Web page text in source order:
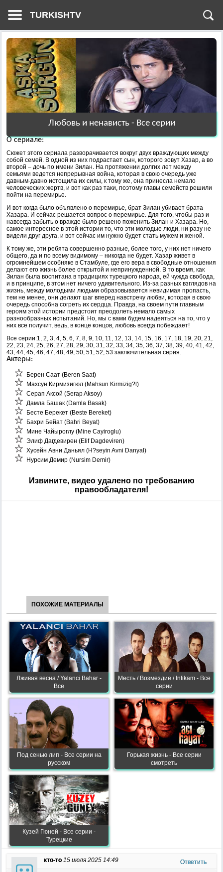
TURKISHTV
Любовь и ненависть - Все серии
О сериале:
Сюжет этого сериала разворачивается вокруг двух враждующих между
собой семей. В одной из них подрастает сын, которого зовут Хазар, а во
второй – дочь по имени Зилан. На протяжении долгих лет между
семьями ведется непрерывная война, которая в свою очередь уже
давным-давно истощила их силы, к тому же, она принесла немало
человеческих жертв, и вот как раз таки, поэтому главы семейств решили
пойти на перемирье.
И вот когда было объявлено о перемирье, брат Зилан убивает брата
Хазара. И сейчас решается вопрос о перемирье. Для того, чтобы раз и
навсегда забыть о вражде было решено поженить Зилан и Хазара. Но,
самое интересное в этой истории то, что эти молодые люди, ни разу не
видели друг друга, и вот сейчас им нужно будет стать мужем и женой.
К тому же, эти ребята совершенно разные, более того, у них нет ничего
общего, да и по всему видимому – никогда не будет. Хазар живет в
огромнейшем особняке в Стамбуле, где его вера в свободные отношения
делают его жизнь более открытой и непринужденной. В то время, как
Зилан была воспитана в традициях турецкого народа, ей чужда свобода,
и в принципе, в этом нет ничего удивительного. Из-за разных взглядов на
жизнь, между молодыми людьми образовывается невидимая пропасть,
тем не менее, они делают шаг вперед навстречу любви, которая в свою
очередь способна согреть их сердца. Правда, на своем пути главным
героям этой истории предстоит преодолеть немало самых
разнообразных испытаний. Но, мы с вами будем надеяться на то, что у
них все получит, ведь, в конце концов, любовь всегда побеждает!
Все серии:1, 2, 3, 4, 5, 6, 7, 8, 9, 10, 11, 12, 13, 14, 15, 16, 17, 18, 19, 20, 21,
22, 23, 24, 25, 26, 27, 28, 29, 30, 31, 32, 33, 34, 35, 36, 37, 38, 39, 40, 41, 42,
43, 44, 45, 46, 47, 48, 49, 50, 51, 52, 53 заключительная серия.
Актеры:
Берен Саат (Beren Saat)
Махсун Кирмизигюл (Mahsun Kirmizig?l)
Серап Аксой (Serap Aksoy)
Дамла Башак (Damla Basak)
Бесте Берекет (Beste Bereket)
Бахри Бейат (Bahri Beyat)
Мине Чайыроглу (Mine Cayiroglu)
Элиф Дагдевирен (Elif Dagdeviren)
Хусейн Авни Даньял (H?seyin Avni Danyal)
Нурсим Демир (Nursim Demir)
Извините, видео удалено по требованию
правообладателя!
ПОХОЖИЕ МАТЕРИАЛЫ
Лживая весна / Yalanci Bahar -
Все
Месть / Возмездие / Intikam - Все
серии
Под сенью лип - Все серии на
русском
Горькая жизнь - Все серии
смотреть
Кузей Гюней - Все серии -
Турецкие
кто-то 15 июля 2025 14:49 Ответить